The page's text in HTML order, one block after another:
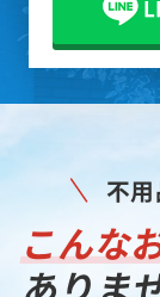
不
こんな
ありま